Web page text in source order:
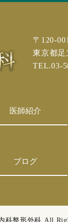
〒120-
東京都
TEL.03-
医師紹介
ブログ
科整形外科 All